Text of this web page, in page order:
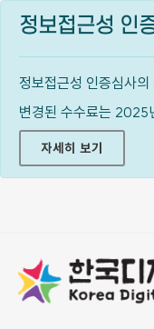
정보접근성 인
정보접근성 인증심사
변경된 수수료는 2025
자세히 보기